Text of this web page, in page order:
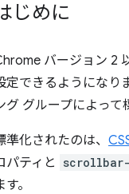
じめに
バージョン 2
定できるようになり
グ グループによって
準化されたのは、
パティと
す。